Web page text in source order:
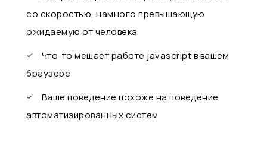
со скоростью, намного превышающую
ожидаемую от человека
Что-то мешает работе javascript в вашем
браузере
Ваше поведение похоже на поведение
автоматизированных систем